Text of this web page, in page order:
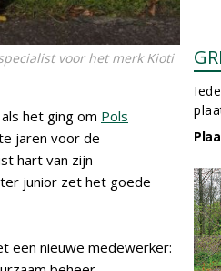
voor het merk Kioti
het ging om Pols
jaren voor de
hart van zijn
junior zet het goede
een nieuwe medewerker: